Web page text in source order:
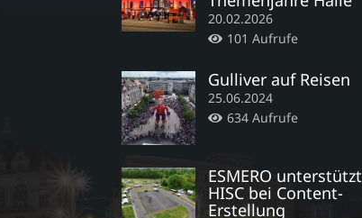
20.02.2026
101 Aufrufe
Gulliver auf Reisen
25.06.2024
634 Aufrufe
ESMERO unterstützt
HISC bei Content-
Erstellung